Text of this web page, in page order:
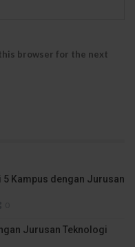
browser for the next
5 Kampus dengan Jurusan
Jurusan Teknologi